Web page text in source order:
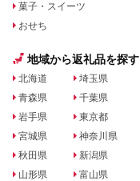
菓子・スイーツ
おせち
地域から返礼品を探す
北海道
青森県
岩手県
宮城県
秋田県
山形県
埼玉県
千葉県
東京都
神奈川県
新潟県
富山県